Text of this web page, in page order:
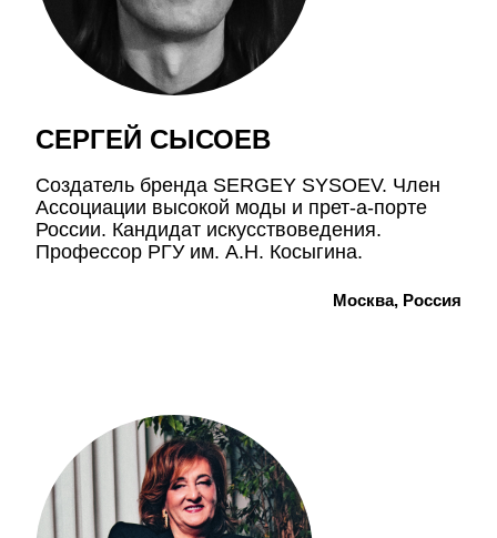
СЕРГЕЙ СЫСОЕВ
Создатель бренда SERGEY SYSOEV. Член
Ассоциации высокой моды и прет-а-порте
России. Кандидат искусствоведения.
Профессор РГУ им. А.Н. Косыгина.
Москва, Россия